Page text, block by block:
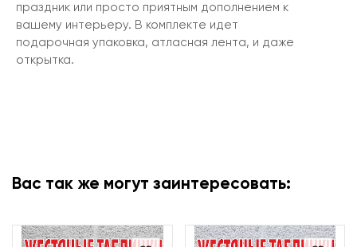
праздник или просто приятным дополнением к
вашему интерьеру. В комплекте идет
подарочная упаковка, атласная лента, и даже
открытка.
Вас так же могут заинтересовать: